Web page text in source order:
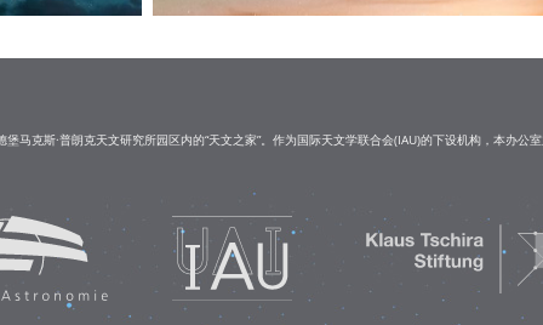
堡马克斯·普朗克天文研究所园区内的“天文之家”。作为国际天文学联合会(IAU)的下设机构，本办